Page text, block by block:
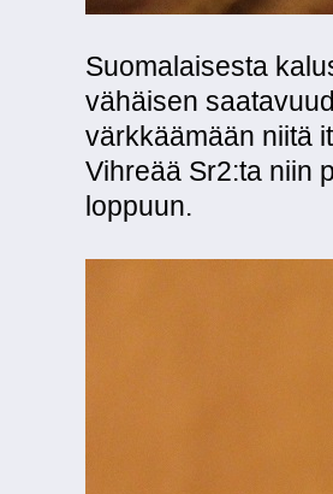
Suomalaisesta
vähäisen
värkkäämään niitä
Vihreää Sr2:ta niin
loppuun.